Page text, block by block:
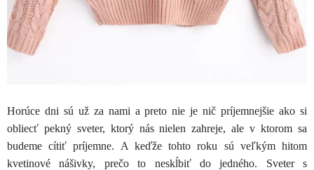
Horúce dni sú už za nami a preto nie je nič príjemnejšie ako si
obliecť pekný sveter, ktorý nás nielen zahreje, ale v ktorom sa
budeme cítiť príjemne. A keďže tohto roku sú veľkým hitom
kvetinové nášivky, prečo to neskĺbiť do jedného. Sveter s